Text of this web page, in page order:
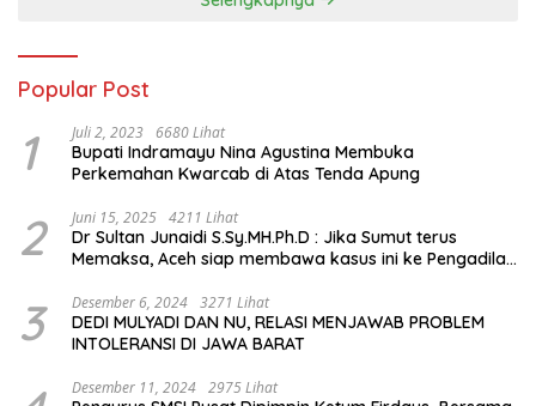
Popular Post
1 Juli 2, 2023 6680 Lihat
Bupati Indramayu Nina Agustina Membuka
Perkemahan Kwarcab di Atas Tenda Apung
2 Juni 15, 2025 4211 Lihat
Dr Sultan Junaidi S.Sy.MH.Ph.D : Jika Sumut terus
Memaksa, Aceh siap membawa kasus ini ke Pengadilan
3 Desember 6, 2024 3271 Lihat
DEDI MULYADI DAN NU, RELASI MENJAWAB PROBLEM
INTOLERANSI DI JAWA BARAT
Desember 11, 2024 2975 Lihat